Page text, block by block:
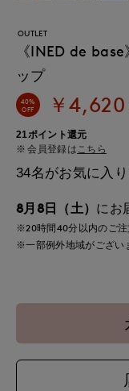
OUTLET
《INED de
ップ
40%
OFF ￥4,620
21ポイント還元
会員登録はこちら
34名がお気に入
8月8日（土） にお
※20時間40分以内のご注
※一部例外地域がござい